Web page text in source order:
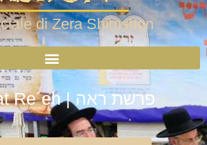
di Zera Shimshon
Parshat Re´eh | פרשת ראה